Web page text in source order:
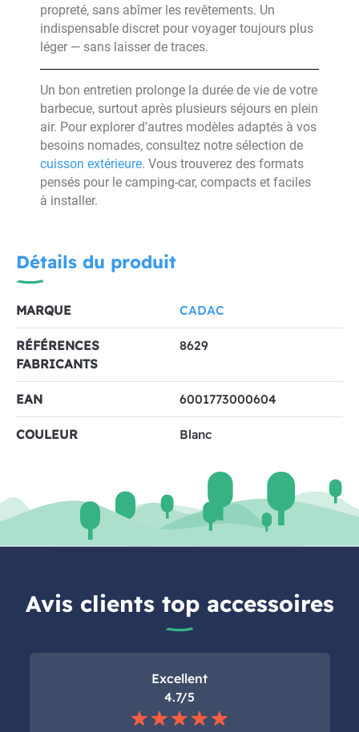
propreté, sans abîmer les revêtements. Un
indispensable discret pour voyager toujours plus
léger — sans laisser de traces.
Un bon entretien prolonge la durée de vie de votre
barbecue, surtout après plusieurs séjours en plein
air. Pour explorer d'autres modèles adaptés à vos
besoins nomades, consultez notre sélection de
cuisson extérieure. Vous trouverez des formats
pensés pour le camping-car, compacts et faciles
à installer.
Détails du produit
MARQUE CADAC
RÉFÉRENCES
FABRICANTS
8629
EAN 6001773000604
COULEUR Blanc
Avis clients top accessoires
Excellent
4.7/5